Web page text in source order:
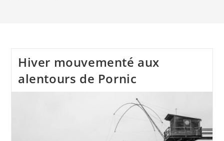
Hiver mouvementé aux
alentours de Pornic